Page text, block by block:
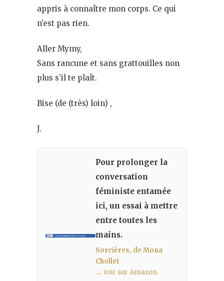
appris à connaître mon corps. Ce qui
n’est pas rien.
Aller Mymy,
Sans rancune et sans grattouilles non
plus s’il te plaît.
Bise (de (très) loin) ,
J.
Pour prolonger la
conversation
féministe entamée
ici, un essai à mettre
entre toutes les
mains.
Sorcières, de Mona
Chollet
→ voir sur Amazon